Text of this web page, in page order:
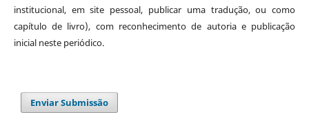
institucional, em site pessoal, publicar uma tradução, ou como
capítulo de livro), com reconhecimento de autoria e publicação
inicial neste periódico.
Enviar Submissão